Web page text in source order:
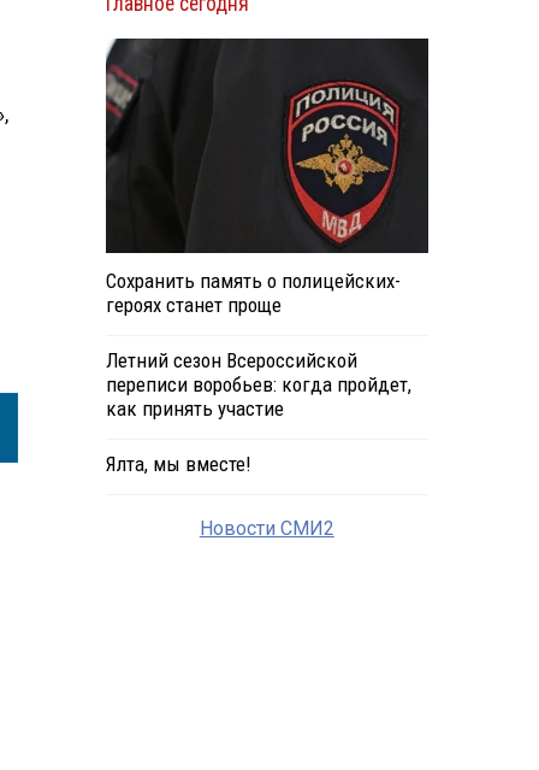
Сохранить память о полицейских-
героях станет проще
Летний сезон Всероссийской
переписи воробьев: когда пройдет,
как принять участие
Ялта, мы вместе!
Новости СМИ2